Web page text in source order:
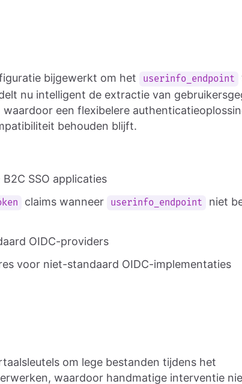
bijgewerkt om het userinfo_endpoint
nu intelligent de extractie van
een flexibelere
behouden blijft.
SSO applicaties
claims wanneer userinfo_endpoint
niet
OIDC-providers
voor niet-standaard OIDC-implementaties
om lege bestanden tijdens het
waardoor handmatige interventie